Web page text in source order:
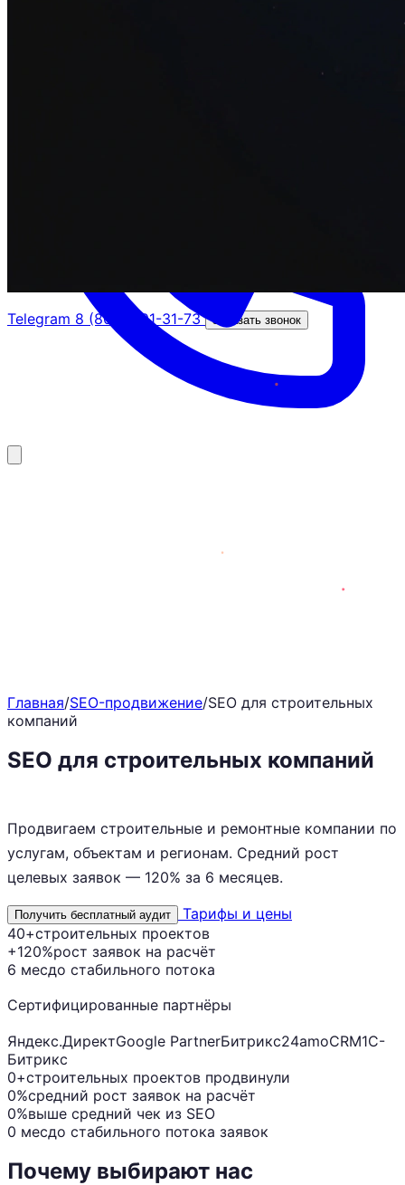
Telegram 8 (800) 201-31-73 Заказать звонок
Главная/SEO-продвижение/SEO для строительных
компаний
SEO для строительных компаний
Продвигаем строительные и ремонтные компании по
услугам, объектам и регионам. Средний рост
целевых заявок — 120% за 6 месяцев.
Получить бесплатный аудит
Тарифы и цены
40+строительных проектов
+120%рост заявок на расчёт
6 месдо стабильного потока
Сертифицированные партнёры
Яндекс.ДиректGoogle PartnerБитрикс24amoCRM1С-
Битрикс
0+строительных проектов продвинули
0%средний рост заявок на расчёт
0%выше средний чек из SEO
0 месдо стабильного потока заявок
Почему выбирают нас